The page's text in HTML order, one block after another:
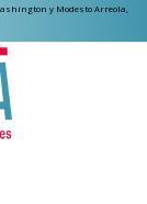
y Modesto Arreola,